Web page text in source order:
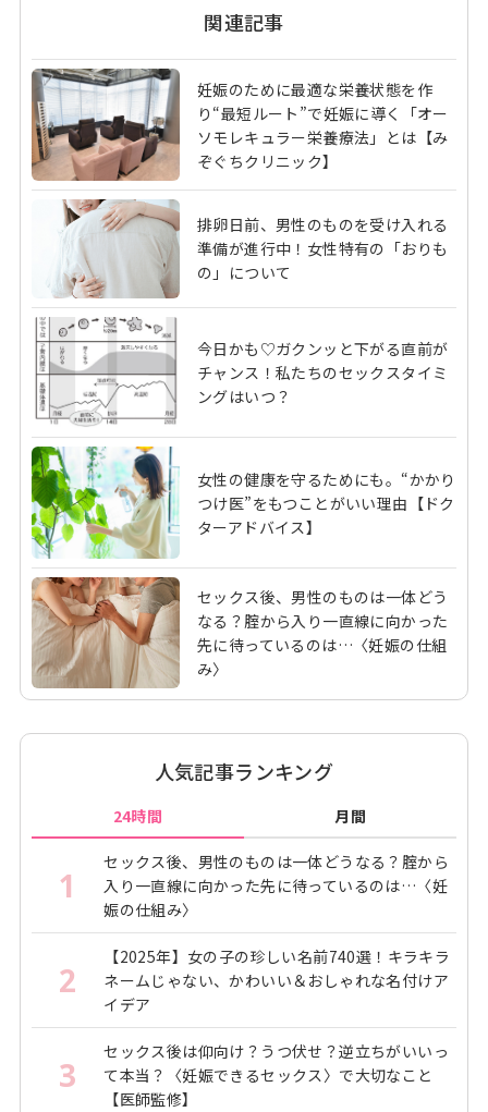
関連記事
妊娠のために最適な栄養状態を作
り“最短ルート”で妊娠に導く「オー
ソモレキュラー栄養療法」とは【み
ぞぐちクリニック】
排卵日前、男性のものを受け入れる
準備が進行中！女性特有の「おりも
の」について
今日かも♡ガクンッと下がる直前が
チャンス！私たちのセックスタイミ
ングはいつ？
女性の健康を守るためにも。“かかり
つけ医”をもつことがいい理由【ドク
ターアドバイス】
セックス後、男性のものは一体どう
なる？腟から入り一直線に向かった
先に待っているのは…〈妊娠の仕組
み〉
人気記事ランキング
24時間 月間
1
セックス後、男性のものは一体どうなる？腟から
入り一直線に向かった先に待っているのは…〈妊
娠の仕組み〉
2
【2025年】女の子の珍しい名前740選！キラキラ
ネームじゃない、かわいい＆おしゃれな名付けア
イデア
3
セックス後は仰向け？うつ伏せ？逆立ちがいいっ
て本当？〈妊娠できるセックス〉で大切なこと
【医師監修】